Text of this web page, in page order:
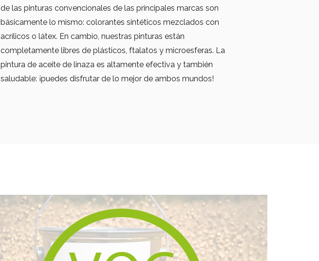
de las pinturas convencionales de las principales marcas son
básicamente lo mismo: colorantes sintéticos mezclados con
acrílicos o látex. En cambio, nuestras pinturas están
completamente libres de plásticos, ftalatos y microesferas. La
pintura de aceite de linaza es altamente efectiva y también
saludable: ¡puedes disfrutar de lo mejor de ambos mundos!